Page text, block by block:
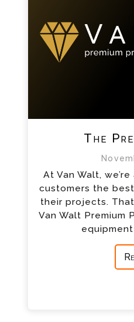
The
At Van Walt,
customers the
their projects.
Van Walt